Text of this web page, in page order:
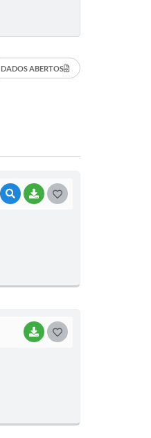
DADOS ABERTOS
VISUALIZAR
BAIXAR
BAIXAR